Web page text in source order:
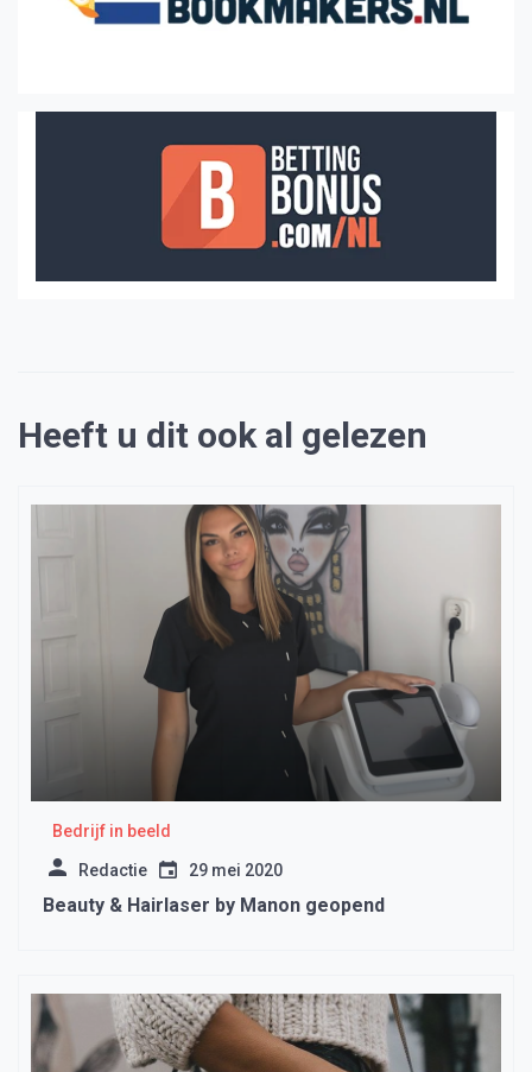
Heeft u dit ook al gelezen
Bedrijf in beeld
Redactie 29 mei 2020
Beauty & Hairlaser by Manon geopend